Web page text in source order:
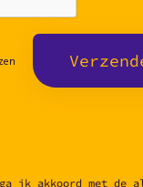
ik akkoord met de